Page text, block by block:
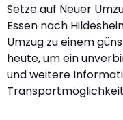
Setze auf Neuer
Essen nach
Umzug zu einem
heute, um ein
und weitere